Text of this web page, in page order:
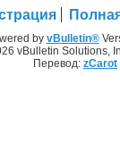
by vBulletin®
vBulletin Solutions,
Перевод: zCarot